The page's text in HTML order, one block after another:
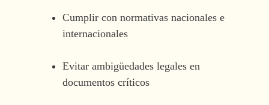
Cumplir con normativas nacionales e
internacionales
Evitar ambigüedades legales en
documentos críticos